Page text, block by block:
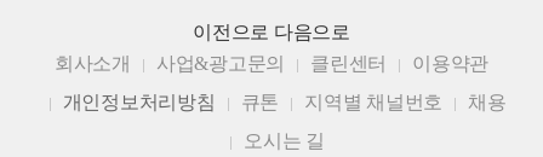
이전으로 다음으로
회사소개
사업&광고문의 클린센터
이용약관
개인정보처리방침
큐톤 지역별 채널번호
채용
오시는 길